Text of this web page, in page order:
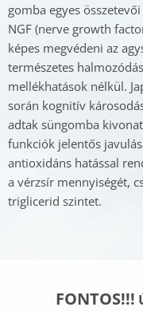
gomba egyes
NGF (nerve growth
képes megvédeni az
természetes
mellékhatások nélkül.
során kognitív
adtak süngomba
funkciók jelentős
antioxidáns hatással
a vérzsír mennyiségét,
triglicerid szintet.
FONTOS!!!